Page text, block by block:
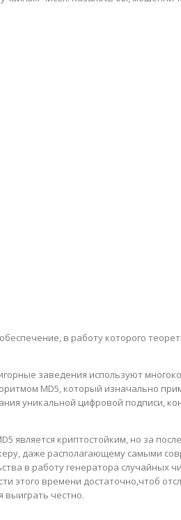
в работу которого
заведения используют
MD5, который изначально
уникальной цифровой подписи,
является криптостойким, но за
даже располагающему самыми
в работу генератора случайных
этого времени достаточно,чтоб
выиграть честно.